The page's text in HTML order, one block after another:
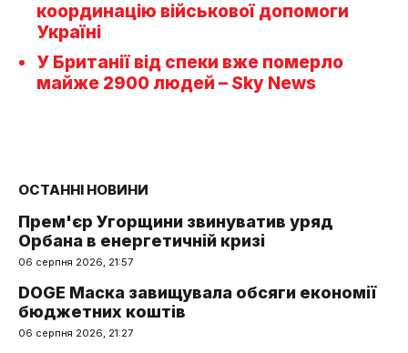
координацію військової допомоги
Україні
У Британії від спеки вже померло
майже 2900 людей – Sky News
ОСТАННІ НОВИНИ
Прем'єр Угорщини звинуватив уряд
Орбана в енергетичній кризі
06 серпня 2026, 21:57
DOGE Маска завищувала обсяги економії
бюджетних коштів
06 серпня 2026, 21:27